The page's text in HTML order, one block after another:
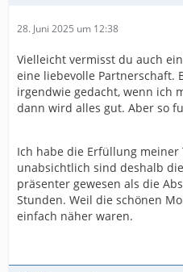
28. Juni 2025 um 12:38
Vielleicht vermisst du auch
eine liebevolle Partnerschaft.
irgendwie gedacht, wenn ich
dann wird alles gut. Aber so
Ich habe die Erfüllung
unabsichtlich sind deshalb
präsenter gewesen als die
Stunden. Weil die schönen
einfach näher waren.